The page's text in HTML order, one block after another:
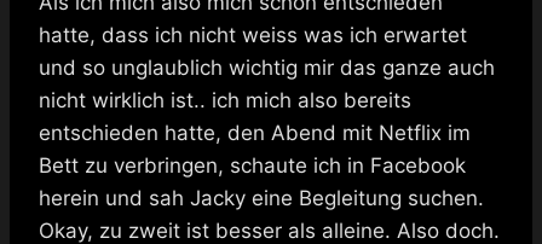
hatte, dass ich nicht weiss was ich erwartet
und so unglaublich wichtig mir das ganze auch
nicht wirklich ist.. ich mich also bereits
entschieden hatte, den Abend mit Netflix im
Bett zu verbringen, schaute ich in Facebook
herein und sah Jacky eine Begleitung suchen.
Okay, zu zweit ist besser als alleine. Also doch.